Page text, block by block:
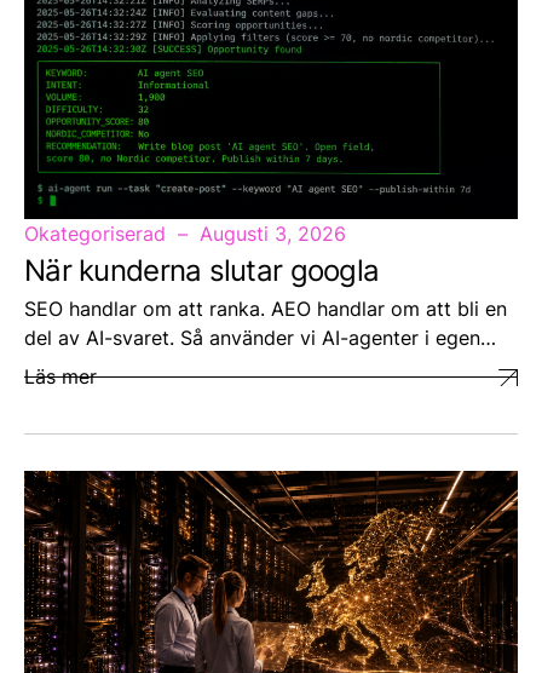
Okategoriserad Augusti 3, 2026
När kunderna slutar googla
SEO handlar om att ranka. AEO handlar om att bli en
del av AI-svaret. Så använder vi AI-agenter i egen…
Läs mer